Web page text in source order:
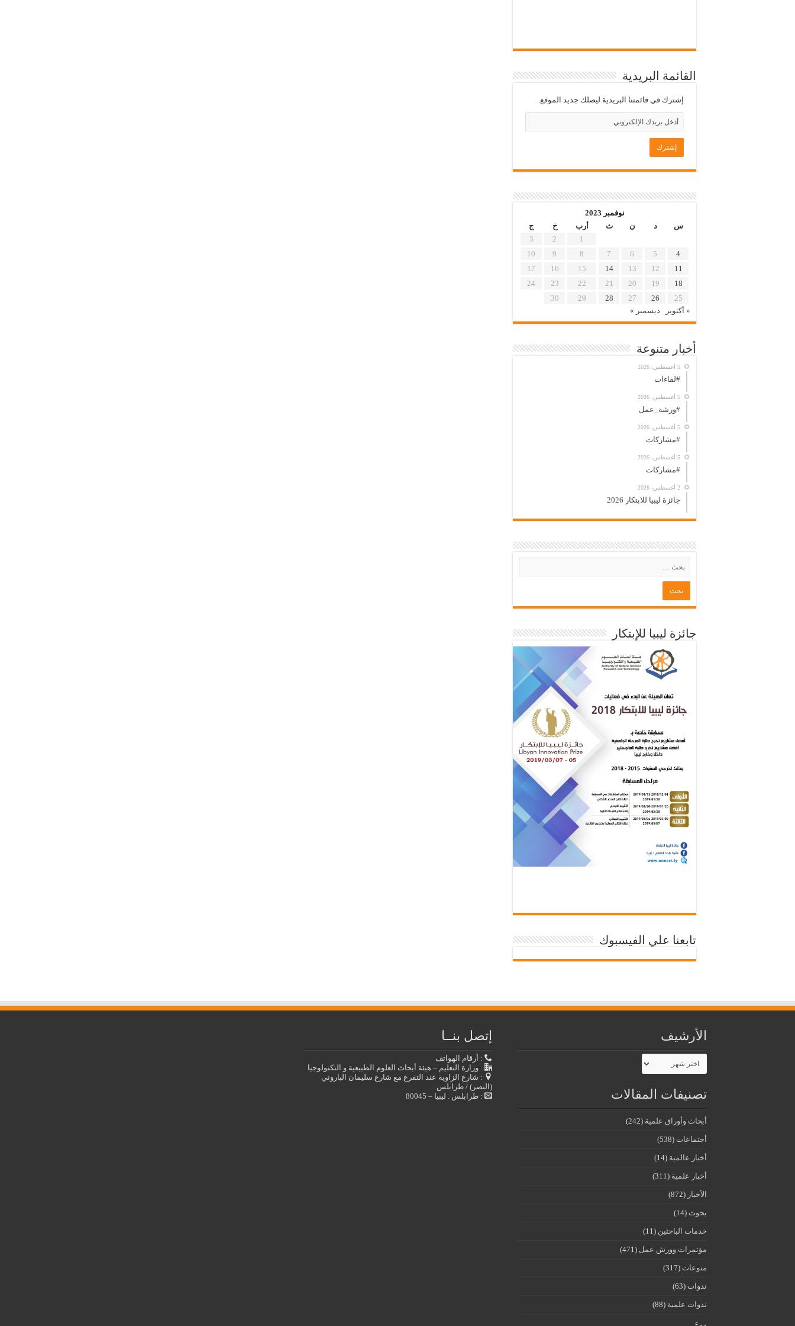
القائمة البريدية
إشترك في قائمتنا البريدية ليصلك جديد الموقع.
نوفمبر 2023
س
د ن ث أرب خ
ج
1
2
3
4
5
6
7
8
9
10
11
12
13
14
15
16
17
18
19
20
21
22
23
24
25
26
27
28
29
30
« أكتوبر
ديسمبر »
أخبار متنوعة
5 أغسطس، 2026
#لقاءات
5 أغسطس، 2026
#ورشة_عمل
5 أغسطس، 2026
#مشاركات
5 أغسطس، 2026
#مشاركات
2 أغسطس، 2026
جائزة ليبيا للابتكار 2026
جائزة ليبيا للإبتكار
تابعنا علي الفيسبوك
الأرشيف
الأرشيف
تصنيفات المقالات
أبحاث وأوراق علمية (242)
أجتماعات (538)
أخبار عالمية (14)
أخبار علمية (311)
الأخبار (872)
بحوث (14)
خدمات الباحثين (11)
مؤتمرات وورش عمل (471)
منوعات (317)
ندوات (63)
ندوات علمية (88)
إتصل بنــا
: أرقام الهواتف
: وزارة التعليم – هيئة أبحاث العلوم الطبيعية و التكنولوجيا
: شارع الزاوية عند التفرع مع شارع سليمان الباروني
(النصر) / طرابلس
: طرابلس . ليبيا – 80045